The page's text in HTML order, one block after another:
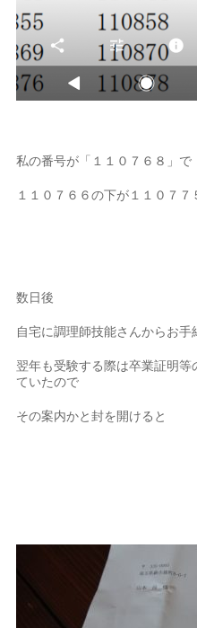
私の番号が「１１０７６８」で
１１０７６６の下が１１０７７
数日後
自宅に調理師技能さんからお
翌年も受験する際は卒業証明
ていたので
その案内かと封を開けると